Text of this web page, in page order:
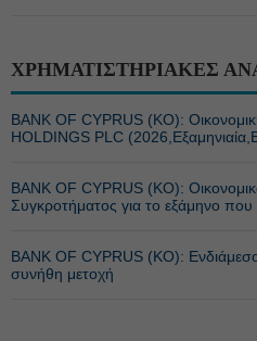
ΧΡΗΜΑΤΙΣΤΗΡΙΑΚΕΣ
BANK OF CYPRUS (ΚΟ):
HOLDINGS PLC
BANK OF CYPRUS (ΚΟ):
Συγκροτήματος για το εξάμηνο που
BANK OF CYPRUS (ΚΟ):
συνήθη μετοχή